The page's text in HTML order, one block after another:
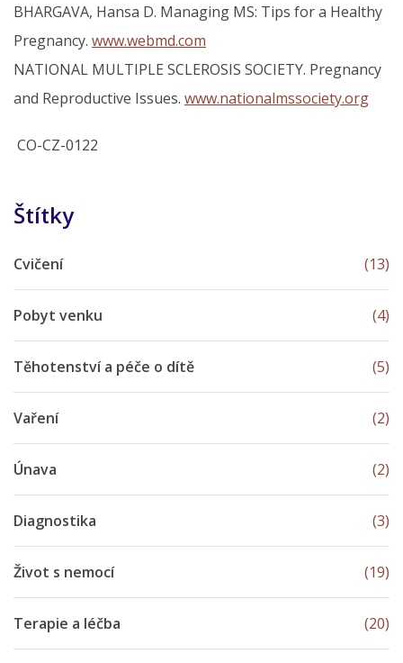
BHARGAVA, Hansa D. Managing MS: Tips for a Healthy
Pregnancy. www.webmd.com
NATIONAL MULTIPLE SCLEROSIS SOCIETY. Pregnancy
and Reproductive Issues. www.nationalmssociety.org
CO-CZ-0122
Štítky
Cvičení (13)
Pobyt venku (4)
Těhotenství a péče o dítě (5)
Vaření (2)
Únava (2)
Diagnostika (3)
Život s nemocí (19)
Terapie a léčba (20)